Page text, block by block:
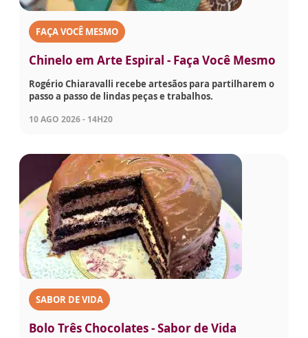
FAÇA VOCÊ MESMO
Chinelo em Arte Espiral - Faça Você Mesmo
Rogério Chiaravalli recebe artesãos para partilharem o
passo a passo de lindas peças e trabalhos.
10 AGO 2026 - 14H20
SABOR DE VIDA
Bolo Três Chocolates - Sabor de Vida